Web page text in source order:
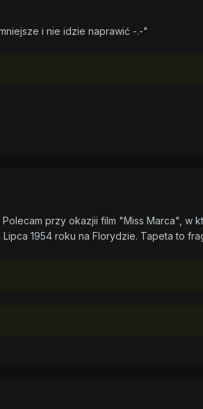
i nie idzie naprawić -.-"
przy okazjii film "Miss Marca", w
1954 roku na Florydzie. Tapeta to